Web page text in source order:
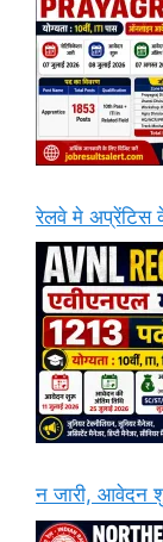
रेलवे मे अप्रेंटिस
न जारी, आवेदन